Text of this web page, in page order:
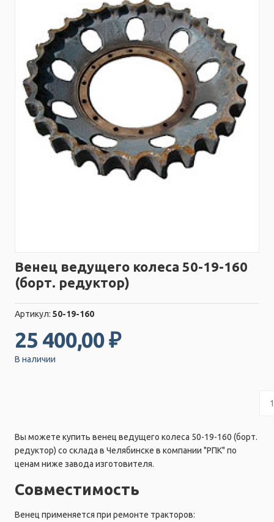
Венец ведущего колеса 50-19-160
(борт. редуктор)
Артикул: 50-19-160
25 400,00 ₽
В наличии
Вы можете купить венец ведущего колеса 50-19-160 (борт.
редуктор) со склада в Челябинске в компании "РПК" по
ценам ниже завода изготовителя.
Совместимость
Венец применяется при ремонте тракторов: